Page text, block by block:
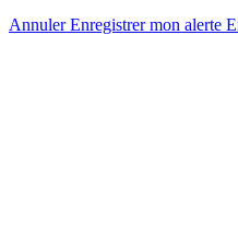
AnnulerEnregistrer mon alerte